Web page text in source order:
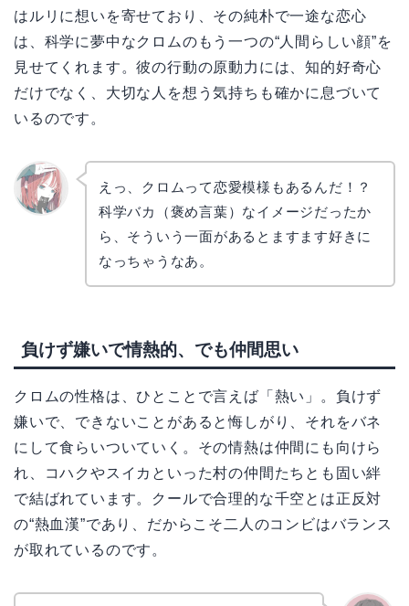
はルリに想いを寄せており、その純朴で一途な恋心
は、科学に夢中なクロムのもう一つの“人間らしい顔”を
見せてくれます。彼の行動の原動力には、知的好奇心
だけでなく、大切な人を想う気持ちも確かに息づいて
いるのです。
えっ、クロムって恋愛模様もあるんだ！？
科学バカ（褒め言葉）なイメージだったか
ら、そういう一面があるとますます好きに
なっちゃうなあ。
負けず嫌いで情熱的、でも仲間思い
クロムの性格は、ひとことで言えば「熱い」。負けず
嫌いで、できないことがあると悔しがり、それをバネ
にして食らいついていく。その情熱は仲間にも向けら
れ、コハクやスイカといった村の仲間たちとも固い絆
で結ばれています。クールで合理的な千空とは正反対
の“熱血漢”であり、だからこそ二人のコンビはバランス
が取れているのです。